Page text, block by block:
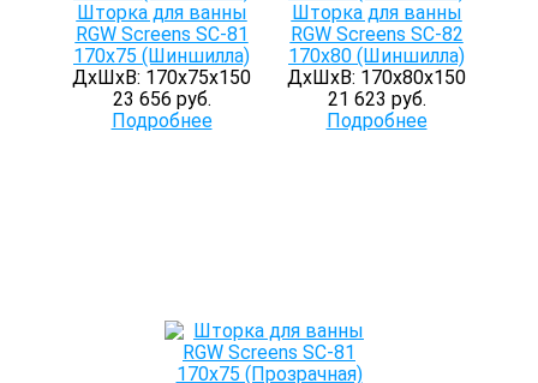
Шторка для ванны
RGW Screens SC-81
170х75 (Шиншилла)
ДхШхВ: 170х75х150
23 656 руб.
Подробнее
Шторка для ванны
RGW Screens SC-82
170х80 (Шиншилла)
ДхШхВ: 170х80х150
21 623 руб.
Подробнее